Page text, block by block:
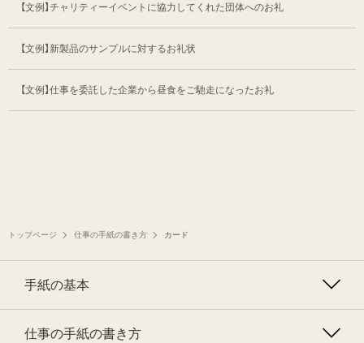
【文例】チャリティーイベントに協力してくれた 団体へのお礼
【文例】新製品のサンプルに対するお礼状
【文例】仕事を委託した企業から昼食をご馳走になったお礼
トップページ 仕事の手紙の書き方 カード
手紙の基本
仕事の手紙の書き方